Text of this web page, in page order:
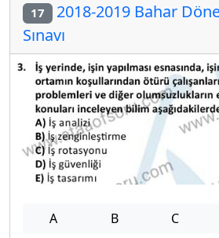
17 2018-2019 Bahar
Sınavı
A B C